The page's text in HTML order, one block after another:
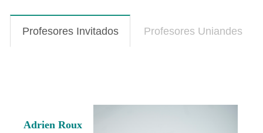
Profesores Invitados(solapaProfesores Uniandes
Adrien Roux